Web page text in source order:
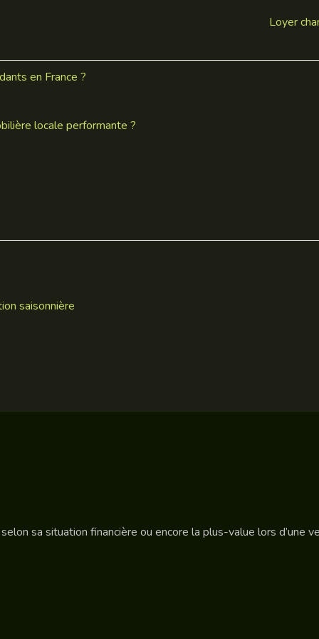
Loyer
en France ?
locale performante ?
saisonnière
sa situation financière ou encore la plus-value lors d’une